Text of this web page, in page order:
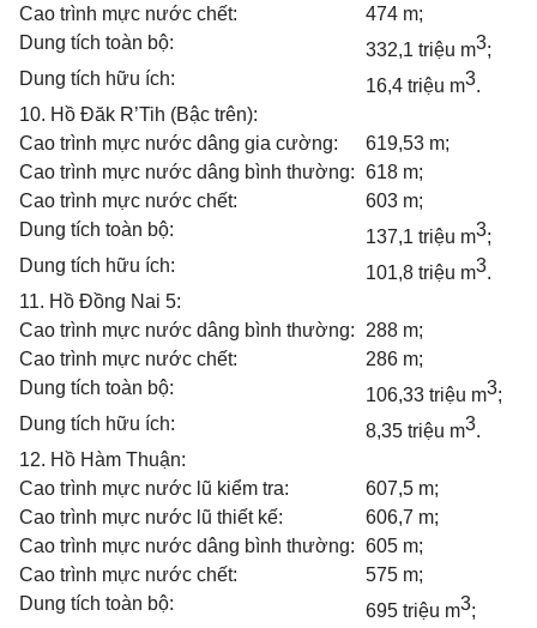
Cao trình mực nước chết:
474 m;
Dung tích toàn bộ:
332,1 triệu m3;
Dung tích hữu ích:
16,4 triệu m3.
10. Hồ Đăk R’Tih (Bậc trên):
Cao trình mực nước dâng gia cường:
619,53 m;
Cao trình mực nước dâng bình thường: 618 m;
Cao trình mực nước chết:
603 m;
Dung tích toàn bộ:
137,1 triệu m3;
Dung tích hữu ích:
101,8 triệu m3.
11. Hồ Đồng Nai 5:
Cao trình mực nước dâng bình thường:
288 m;
Cao trình mực nước chết:
286 m;
Dung tích toàn bộ:
106,33 triệu m3;
Dung tích hữu ích:
8,35 triệu m3.
12. Hồ Hàm Thuận:
Cao trình mực nước lũ kiểm tra:
607,5 m;
Cao trình mực nước lũ thiết kế:
606,7 m;
Cao trình mực nước dâng bình thường: 605 m;
Cao trình mực nước chết:
575 m;
Dung tích toàn bộ:
695 triệu m3;